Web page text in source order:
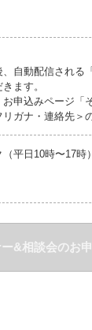
自動配信される
ます。
申込みページ「
ガナ・連絡先＞
平日10時〜17時）
&相談会のお